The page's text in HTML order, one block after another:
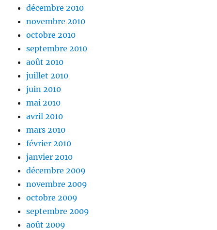
décembre 2010
novembre 2010
octobre 2010
septembre 2010
août 2010
juillet 2010
juin 2010
mai 2010
avril 2010
mars 2010
février 2010
janvier 2010
décembre 2009
novembre 2009
octobre 2009
septembre 2009
août 2009